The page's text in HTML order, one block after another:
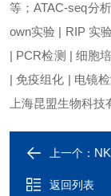
等；ATAC-seq分
own实验 | RIP 实
| PCR检测 | 细胞
| 免疫组化 | 电镜
上海昆盟生物科技
上一个：
返回列表